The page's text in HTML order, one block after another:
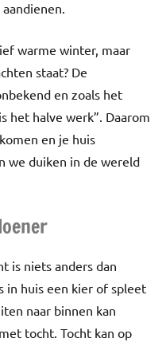
warme winter, maar
staat? De
en zoals het
het halve werk”. Daarom
en je huis
we duiken in de wereld
is niets anders dan
in huis een kier of spleet
naar binnen kan
tocht. Tocht kan op